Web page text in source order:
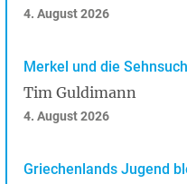
4. August 2026
Merkel und die
Tim Guldimann
4. August 2026
Griechenlands Jugend